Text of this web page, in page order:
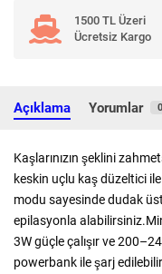
1500 TL Üzeri
Ücretsiz Kargo
Açıklama Yorumlar 0
Kaşlarınızın şeklini
keskin uçlu kaş düzeltici
modu sayesinde dudak
epilasyonla
3W güçle çalışır ve
powerbank ile şarj